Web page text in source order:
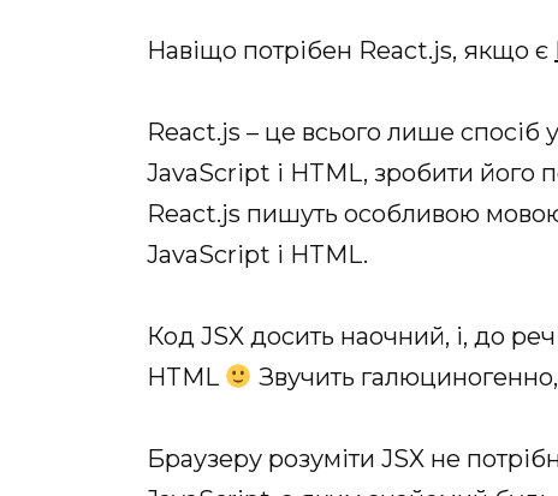
Навіщо потрібен React.js, якщо є
React.js – це всього лише спосіб
JavaScript і HTML, зробити
React.js пишуть особливою
JavaScript і HTML.
Код JSX досить наочний, і, до
HTML
Звучить
Браузеру розуміти JSX не